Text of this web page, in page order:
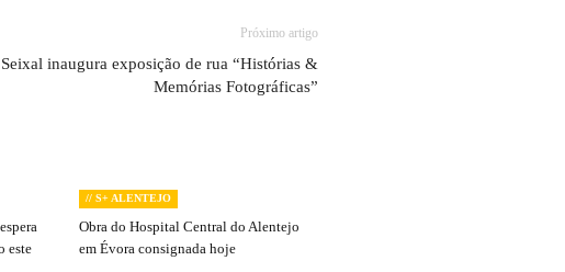
Próximo artigo
Seixal inaugura exposição de rua “Histórias &
Memórias Fotográficas”
este
// S+ ALENTEJO
Obra do Hospital Central do Alentejo
em Évora consignada hoje